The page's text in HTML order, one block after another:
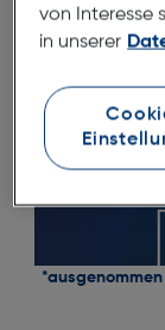
von Interesse
in unserer